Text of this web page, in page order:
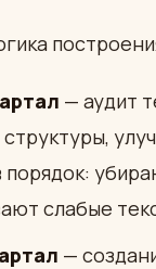
— аудит
порядок:
слабые
—